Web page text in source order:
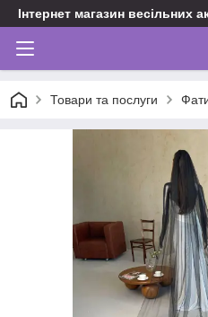
Інтернет магазин весільних
Товари та послуги